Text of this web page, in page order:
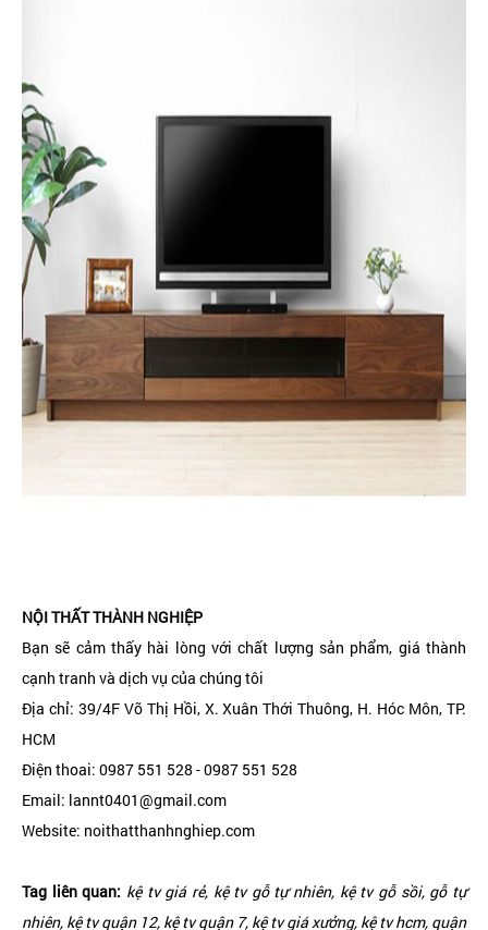
NỘI THẤT THÀNH NGHIỆP
Bạn sẽ cảm thấy hài lòng với chất lượng sản phẩm, giá thành
cạnh tranh và dịch vụ của chúng tôi
Địa chỉ: 39/4F Võ Thị Hồi, X. Xuân Thới Thuông, H. Hóc Môn, TP.
HCM
Điện thoai: 0987 551 528 - 0987 551 528
Email: lannt0401@gmail.com
Website: noithatthanhnghiep.com
Tag liên quan: kệ tv giá rẻ, kệ tv gỗ tự nhiên, kệ tv gỗ sồi, gỗ tự
nhiên, kệ tv quận 12, kệ tv quận 7, kệ tv giá xưởng, kệ tv hcm, quận